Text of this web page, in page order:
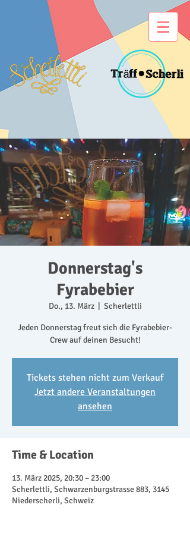
Donnerstag's
Fyrabebier
Do., 13. März
  |
Scherlettli
Jeden Donnerstag freut sich die Fyrabebier-
Crew auf deinen Besucht!
Tickets stehen nicht zum Verkauf
Jetzt andere Veranstaltungen
ansehen
Time & Location
13. März 2025, 20:30 – 23:00
Scherlettli, Schwarzenburgstrasse 883, 3145
Niederscherli, Schweiz